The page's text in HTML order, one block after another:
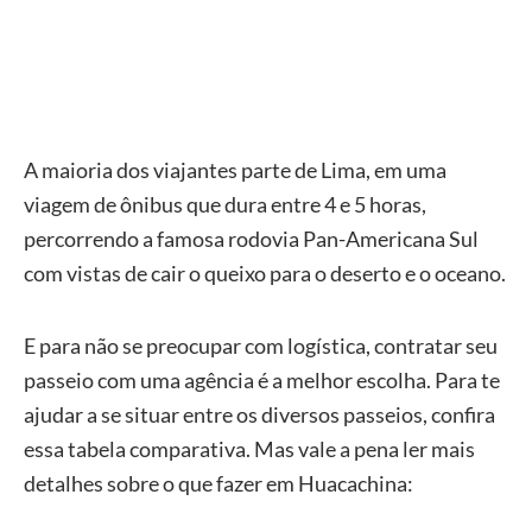
A maioria dos viajantes parte de Lima, em uma
viagem de ônibus que dura entre 4 e 5 horas,
percorrendo a famosa rodovia Pan-Americana Sul
com vistas de cair o queixo para o deserto e o oceano.
E para não se preocupar com logística, contratar seu
passeio com uma agência é a melhor escolha. Para te
ajudar a se situar entre os diversos passeios, confira
essa tabela comparativa. Mas vale a pena ler mais
detalhes sobre o que fazer em Huacachina: